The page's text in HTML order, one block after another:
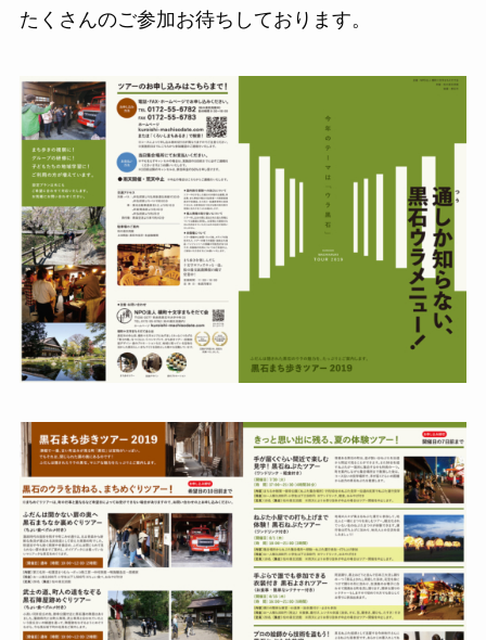
たくさんのご参加お待ちしております。